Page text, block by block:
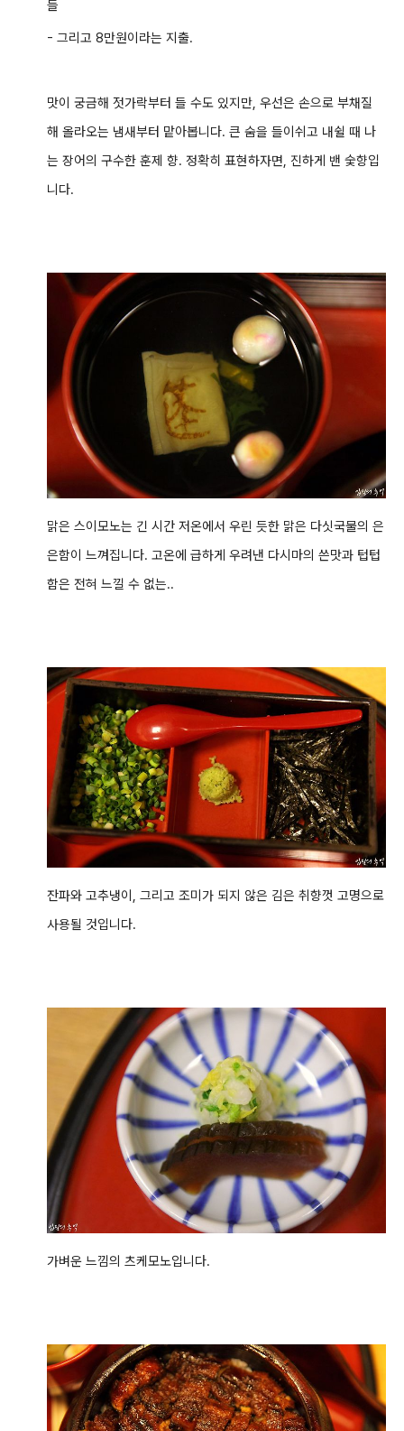
들
- 그리고 8만원이라는 지출.
맛이 궁금해 젓가락부터 들 수도 있지만, 우선은 손으로 부채질
해 올라오는 냄새부터 맡아봅니다. 큰 숨을 들이쉬고 내쉴 때 나
는 장어의 구수한 훈제 향. 정확히 표현하자면, 진하게 밴 숯향입
니다.
맑은 스이모노는 긴 시간 저온에서 우린 듯한 맑은 다싯국물의 은
은함이 느껴집니다. 고온에 급하게 우려낸 다시마의 쓴맛과 텁텁
함은 전혀 느낄 수 없는..
잔파와 고추냉이, 그리고 조미가 되지 않은 김은 취향껏 고명으로
사용될 것입니다.
가벼운 느낌의 츠케모노입니다.